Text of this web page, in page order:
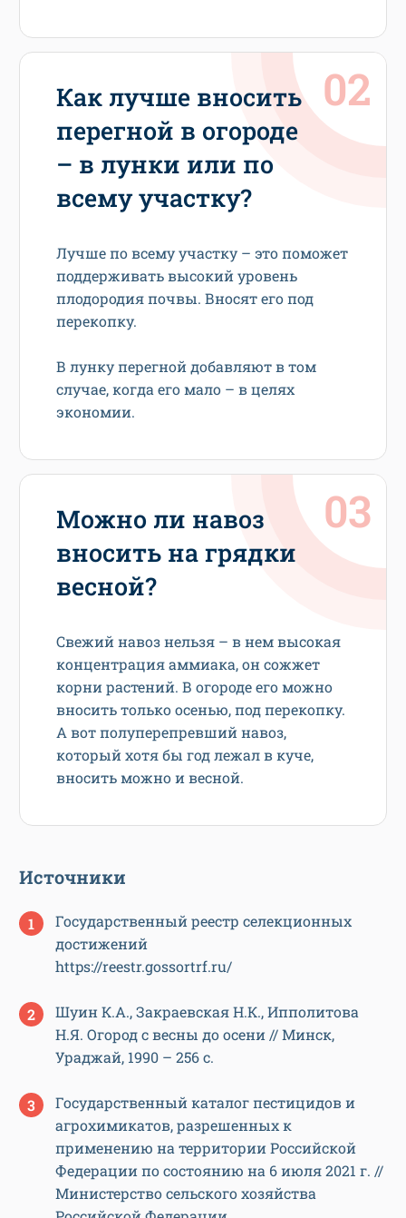
Как лучше вносить
перегной в огороде
– в лунки или по
всему участку?
Лучше по всему участку – это поможет
поддерживать высокий уровень
плодородия почвы. Вносят его под
перекопку.
В лунку перегной добавляют в том
случае, когда его мало – в целях
экономии.
Можно ли навоз
вносить на грядки
весной?
Свежий навоз нельзя – в нем высокая
концентрация аммиака, он сожжет
корни растений. В огороде его можно
вносить только осенью, под перекопку.
А вот полуперепревший навоз,
который хотя бы год лежал в куче,
вносить можно и весной.
Источники
Государственный реестр селекционных
достижений
https://reestr.gossortrf.ru/
Шуин К.А., Закраевская Н.К., Ипполитова
Н.Я. Огород с весны до осени // Минск,
Ураджай, 1990 – 256 с.
Государственный каталог пестицидов и
агрохимикатов, разрешенных к
применению на территории Российской
Федерации по состоянию на 6 июля 2021 г. //
Министерство сельского хозяйства